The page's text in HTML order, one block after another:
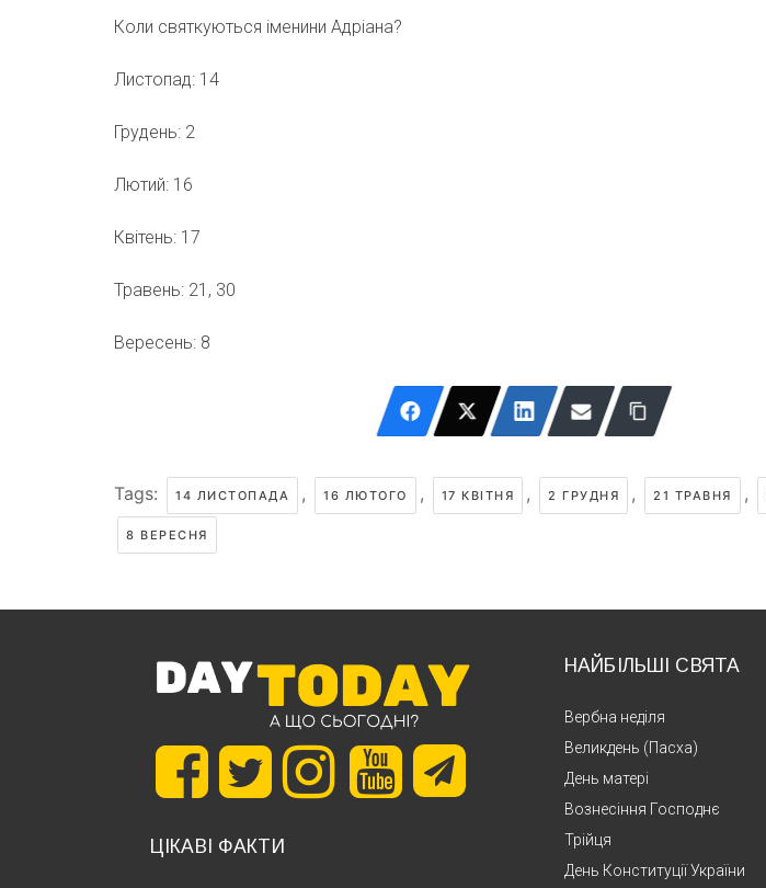
Коли святкуються іменини Адріана?
Листопад: 14
Грудень: 2
Лютий: 16
Квітень: 17
Травень: 21, 30
Вересень: 8
Tags: 14 ЛИСТОПАДА , 16 ЛЮТОГО , 17 КВІТНЯ , 2 ГРУДНЯ , 21 ТРАВНЯ ,
8 ВЕРЕСНЯ
ЦІКАВІ ФАКТИ
НАЙБІЛЬШІ СВЯТА
Вербна неділя
Великдень (Пасха)
День матері
Вознесіння Господнє
Трійця
День Конституції України